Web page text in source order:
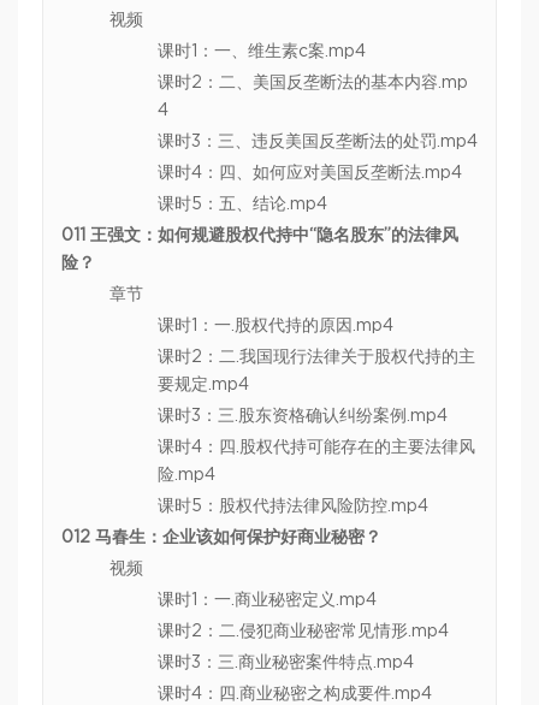
视频
课时1：一、维生素c案.mp4
课时2：二、美国反垄断法的基本内容.mp
4
课时3：三、违反美国反垄断法的处罚.mp4
课时4：四、如何应对美国反垄断法.mp4
课时5：五、结论.mp4
011 王强文：如何规避股权代持中“隐名股东”的法律风
险？
章节
课时1：一.股权代持的原因.mp4
课时2：二.我国现行法律关于股权代持的主
要规定.mp4
课时3：三.股东资格确认纠纷案例.mp4
课时4：四.股权代持可能存在的主要法律风
险.mp4
课时5：股权代持法律风险防控.mp4
012 马春生：企业该如何保护好商业秘密？
视频
课时1：一.商业秘密定义.mp4
课时2：二.侵犯商业秘密常见情形.mp4
课时3：三.商业秘密案件特点.mp4
课时4：四.商业秘密之构成要件.mp4